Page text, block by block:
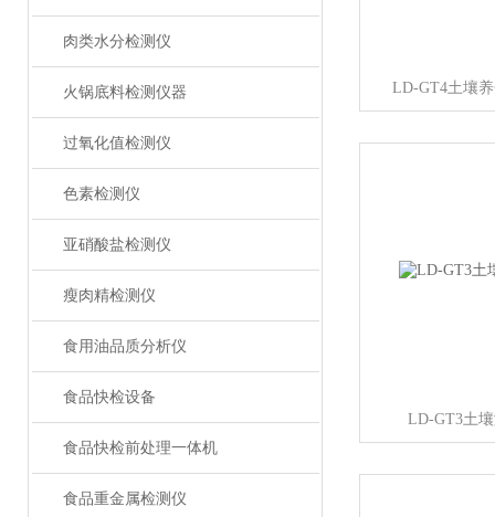
肉类水分检测仪
火锅底料检测仪器
过氧化值检测仪
色素检测仪
亚硝酸盐检测仪
瘦肉精检测仪
食用油品质分析仪
食品快检设备
食品快检前处理一体机
食品重金属检测仪
LD-GT4土壤
LD-GT3土